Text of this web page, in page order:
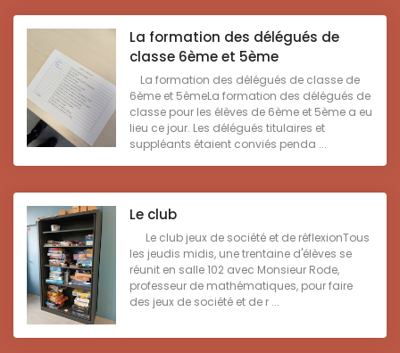
La formation des délégués de
classe 6ème et 5ème
La formation des délégués de classe de
6ème et 5èmeLa formation des délégués de
classe pour les élèves de 6ème et 5ème a eu
lieu ce jour. Les délégués titulaires et
suppléants étaient conviés penda ...
Le club
Le club jeux de société et de réflexionTous
les jeudis midis, une trentaine d'élèves se
réunit en salle 102 avec Monsieur Rode,
professeur de mathématiques, pour faire
des jeux de société et de r ...